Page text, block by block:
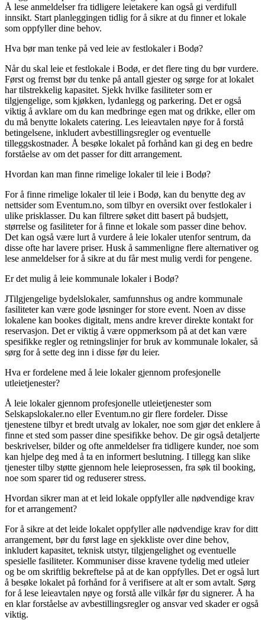
Å lese anmeldelser fra tidligere leietakere kan også gi verdifull
innsikt. Start planleggingen tidlig for å sikre at du finner et lokale
som oppfyller dine behov.
Hva bør man tenke på ved leie av festlokaler i Bodø?
Når du skal leie et festlokale i Bodø, er det flere ting du bør vurdere.
Først og fremst bør du tenke på antall gjester og sørge for at lokalet
har tilstrekkelig kapasitet. Sjekk hvilke fasiliteter som er
tilgjengelige, som kjøkken, lydanlegg og parkering. Det er også
viktig å avklare om du kan medbringe egen mat og drikke, eller om
du må benytte lokalets catering. Les leieavtalen nøye for å forstå
betingelsene, inkludert avbestillingsregler og eventuelle
tilleggskostnader. Å besøke lokalet på forhånd kan gi deg en bedre
forståelse av om det passer for ditt arrangement.
Hvordan kan man finne rimelige lokaler til leie i Bodø?
For å finne rimelige lokaler til leie i Bodø, kan du benytte deg av
nettsider som Eventum.no, som tilbyr en oversikt over festlokaler i
ulike prisklasser. Du kan filtrere søket ditt basert på budsjett,
størrelse og fasiliteter for å finne et lokale som passer dine behov.
Det kan også være lurt å vurdere å leie lokaler utenfor sentrum, da
disse ofte har lavere priser. Husk å sammenligne flere alternativer og
lese anmeldelser for å sikre at du får mest mulig verdi for pengene.
Er det mulig å leie kommunale lokaler i Bodø?
JTilgjengelige bydelslokaler, samfunnshus og andre kommunale
fasiliteter kan være gode løsninger for store event. Noen av disse
lokalene kan bookes digitalt, mens andre krever direkte kontakt for
reservasjon. Det er viktig å være oppmerksom på at det kan være
spesifikke regler og retningslinjer for bruk av kommunale lokaler, så
sørg for å sette deg inn i disse før du leier.
Hva er fordelene med å leie lokaler gjennom profesjonelle
utleietjenester?
Å leie lokaler gjennom profesjonelle utleietjenester som
Selskapslokaler.no eller Eventum.no gir flere fordeler. Disse
tjenestene tilbyr et bredt utvalg av lokaler, noe som gjør det enklere å
finne et sted som passer dine spesifikke behov. De gir også detaljerte
beskrivelser, bilder og ofte anmeldelser fra tidligere kunder, noe som
kan hjelpe deg med å ta en informert beslutning. I tillegg kan slike
tjenester tilby støtte gjennom hele leieprosessen, fra søk til booking,
noe som sparer tid og reduserer stress.
Hvordan sikrer man at et leid lokale oppfyller alle nødvendige krav
for et arrangement?
For å sikre at det leide lokalet oppfyller alle nødvendige krav for ditt
arrangement, bør du først lage en sjekkliste over dine behov,
inkludert kapasitet, teknisk utstyr, tilgjengelighet og eventuelle
spesielle fasiliteter. Kommuniser disse kravene tydelig med utleier
og be om skriftlig bekreftelse på at de kan oppfylles. Det er også lurt
å besøke lokalet på forhånd for å verifisere at alt er som avtalt. Sørg
for å lese leieavtalen nøye og forstå alle vilkår før du signerer. Å ha
en klar forståelse av avbestillingsregler og ansvar ved skader er også
viktig.